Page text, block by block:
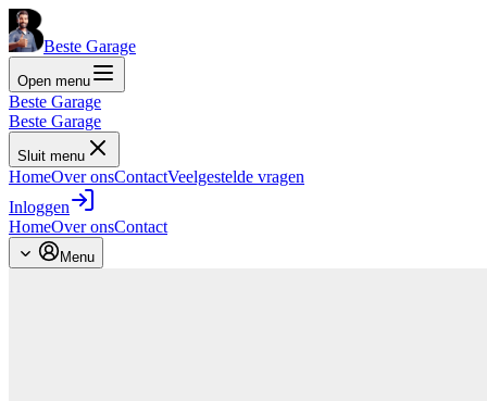
Beste Garage
Open menu
Beste Garage
Beste Garage
Sluit menu
HomeOver onsContactVeelgestelde vragen
Inloggen
HomeOver onsContact
Menu